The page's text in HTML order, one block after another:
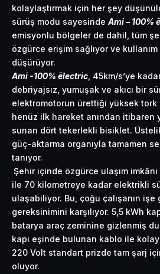
kolaylaştırmak için her şey
sürüş modu sayesinde Ami – 100%
emisyonlu bölgeler de dahil, tüm
özgürce erişim sağlıyor ve
düşürüyor.
Ami -100% ëlectric , 45km/s’ye
debriyajsız, yumuşak ve akıcı bir
elektromotorun ürettiği yüksek
henüz ilk hareket anından itibaren
sunan dört tekerlekli bisiklet.
güç-aktarma organıyla tamamen
tanıyor.
Şehir içinde özgürce ulaşım
ile 70 kilometreye kadar elektrikli
ulaşabiliyor. Bu, çoğu çalışanın
gereksinimini karşılıyor. 5,5 kWh
batarya araç zeminine gizlenmiş
kapı eşinde bulunan kablo ile
220 Volt standart prizde tam şarj
oluyor.